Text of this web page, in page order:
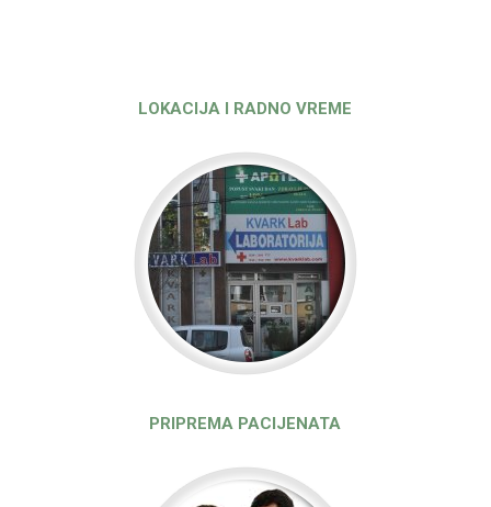
LOKACIJA I RADNO VREME
PRIPREMA PACIJENATA